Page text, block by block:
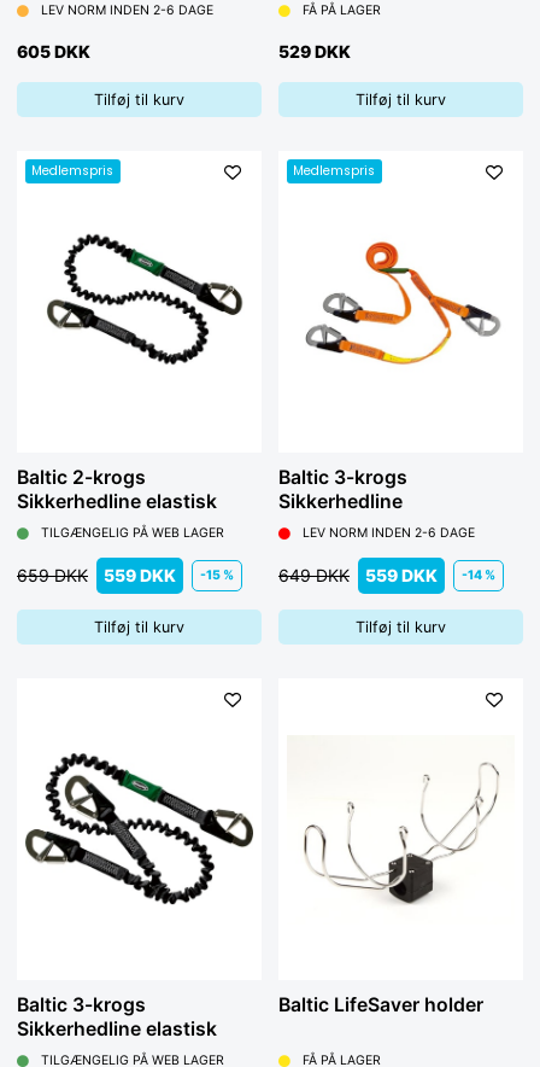
LEV NORM INDEN 2-6 DAGE
605 DKK
Tilføj til kurv
FÅ PÅ LAGER
529 DKK
Tilføj til kurv
Medlemspris
Baltic 2-krogs
Sikkerhedline elastisk
TILGÆNGELIG PÅ WEB LAGER
559 DKK
659 DKK -15 %
Tilføj til kurv
Medlemspris
Baltic 3-krogs
Sikkerhedline
LEV NORM INDEN 2-6 DAGE
559 DKK
649 DKK -14 %
Tilføj til kurv
Baltic 3-krogs
Sikkerhedline elastisk
TILGÆNGELIG PÅ WEB LAGER
Baltic LifeSaver holder
FÅ PÅ LAGER